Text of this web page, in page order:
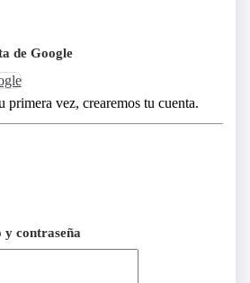
de Google
primera vez, crearemos tu cuenta.
contraseña